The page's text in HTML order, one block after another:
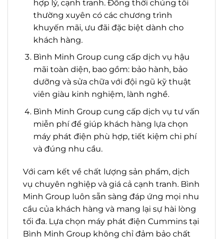
hợp lý, cạnh tranh. Đồng thời chúng tôi
thường xuyên có các chương trình
khuyến mãi, ưu đãi đặc biệt dành cho
khách hàng.
Bình Minh Group cung cấp dịch vụ hậu
mãi toàn diện, bao gồm: bảo hành, bảo
dưỡng và sửa chữa với đội ngũ kỹ thuật
viên giàu kinh nghiệm, lành nghề.
Bình Minh Group cung cấp dịch vụ tư vấn
miễn phí để giúp khách hàng lựa chọn
máy phát điện phù hợp, tiết kiệm chi phí
và đúng nhu cầu.
Với cam kết về chất lượng sản phẩm, dịch
vụ chuyên nghiệp và giá cả cạnh tranh. Bình
Minh Group luôn sẵn sàng đáp ứng mọi nhu
cầu của khách hàng và mang lại sự hài lòng
tối đa. Lựa chọn máy phát điện Cummins tại
Bình Minh Group không chỉ đảm bảo chất